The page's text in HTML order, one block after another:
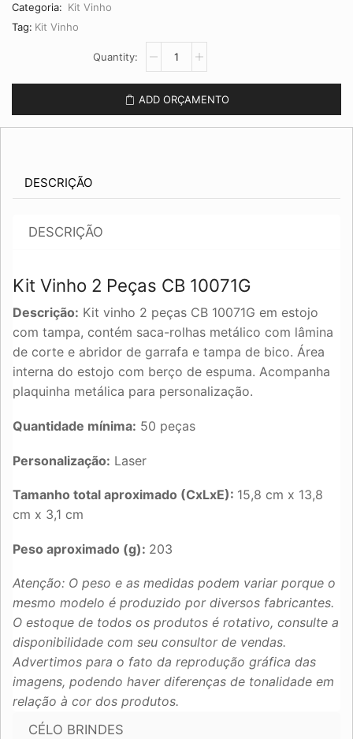
Categoria: Kit Vinho
Tag: Kit Vinho
CB
ADD ORÇAMENTO
DESCRIÇÃO
DESCRIÇÃO
Kit Vinho 2 Peças CB 10071G
Descrição: Kit vinho 2 peças CB 10071G em estojo
com tampa, contém saca-rolhas metálico com lâmina
de corte e abridor de garrafa e tampa de bico. Área
interna do estojo com berço de espuma. Acompanha
plaquinha metálica para personalização.
Quantidade mínima: 50 peças
Personalização: Laser
Tamanho total aproximado (CxLxE): 15,8 cm x 13,8
cm x 3,1 cm
Peso aproximado (g): 203
Atenção: O peso e as medidas podem variar porque o
mesmo modelo é produzido por diversos fabricantes.
O estoque de todos os produtos é rotativo, consulte a
disponibilidade com seu consultor de vendas.
Advertimos para o fato da reprodução gráfica das
imagens, podendo haver diferenças de tonalidade em
relação à cor dos produtos.
CÉLO BRINDES